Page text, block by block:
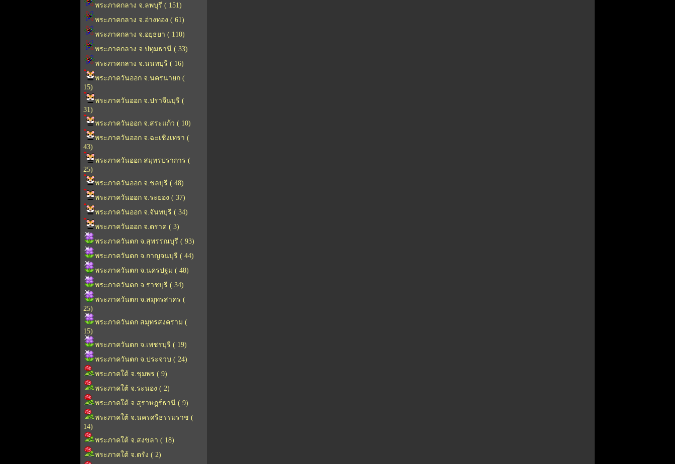
พระภาคกลาง จ.ลพบุรี ( 151)
พระภาคกลาง จ.อ่างทอง ( 61)
พระภาคกลาง จ.อยุธยา ( 110)
พระภาคกลาง จ.ปทุมธานี ( 33)
พระภาคกลาง จ.นนทบุรี ( 16)
พระภาควันออก จ.นครนายก (
15)
พระภาควันออก จ.ปราจีนบุรี (
31)
พระภาควันออก จ.สระแก้ว ( 10)
พระภาควันออก จ.ฉะเชิงเทรา (
43)
พระภาควันออก สมุทรปราการ (
25)
พระภาควันออก จ.ชลบุรี ( 48)
พระภาควันออก จ.ระยอง ( 37)
พระภาควันออก จ.จันทบุรี ( 34)
พระภาควันออก จ.ตราด ( 3)
พระภาควันตก จ.สุพรรณบุรี ( 93)
พระภาควันตก จ.กาญจนบุรี ( 44)
พระภาควันตก จ.นครปฐม ( 48)
พระภาควันตก จ.ราชบุรี ( 34)
พระภาควันตก จ.สมุทรสาคร (
25)
พระภาควันตก สมุทรสงคราม (
15)
พระภาควันตก จ.เพชรบุรี ( 19)
พระภาควันตก จ.ประจวบ ( 24)
พระภาคใต้ จ.ชุมพร ( 9)
พระภาคใต้ จ.ระนอง ( 2)
พระภาคใต้ จ.สุราษฎร์ธานี ( 9)
พระภาคใต้ จ.นครศรีธรรมราช (
14)
พระภาคใต้ จ.สงขลา ( 18)
พระภาคใต้ จ.ตรัง ( 2)